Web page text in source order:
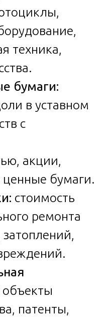
техника,
бумаги:
в уставном
с
акции,
ценные бумаги.
стоимость
ремонта
объекты
патенты,